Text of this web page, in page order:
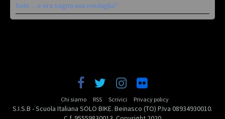
Sole… e ora sogno una medaglia”
Chi siamo RSS Scrivici Privacy policy
S.I.S.B - Scuola Italiana SOLO BIKE. Beinasco (TO) P.Iva 08934930010.